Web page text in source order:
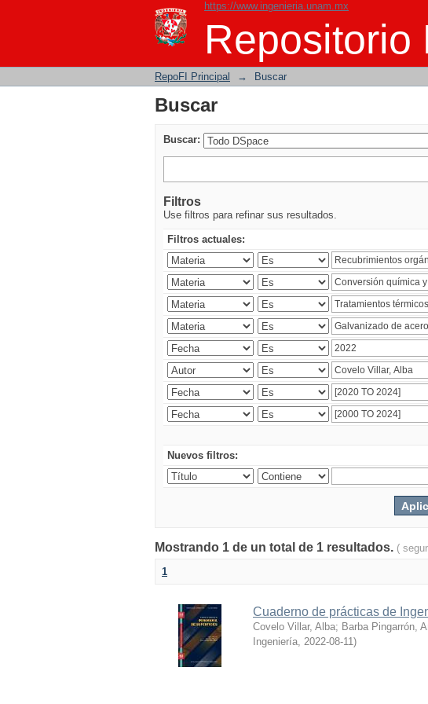
https://www.ingenieria.unam.mx
Repositorio
Buscar
RepoFI Principal → Buscar
Buscar
Buscar:
Filtros
Use filtros para refinar sus resultados.
Filtros actuales:
Nuevos filtros:
Mostrando 1 de un total de 1 resultados. (
1
Cuaderno de prácticas de
Covelo Villar, Alba; Barba Pingarrón,
Ingeniería, 2022-08-11)